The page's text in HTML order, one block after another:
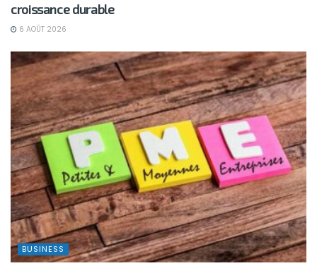
croissance durable
6 AOÛT 2026
BUSINESS